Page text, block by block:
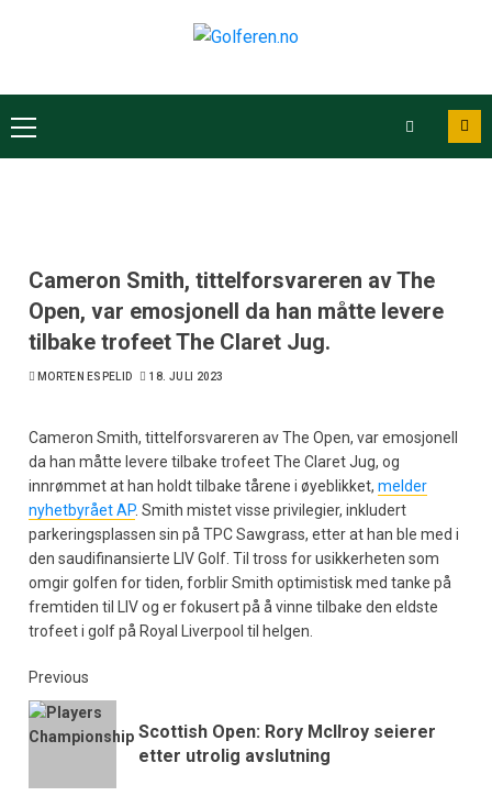
Cameron Smith, tittelforsvareren av The
Open, var emosjonell da han måtte levere
tilbake trofeet The Claret Jug.
MORTEN ESPELID 18. JULI 2023
Cameron Smith, tittelforsvareren av The Open, var emosjonell
da han måtte levere tilbake trofeet The Claret Jug, og
innrømmet at han holdt tilbake tårene i øyeblikket, melder
nyhetbyrået AP. Smith mistet visse privilegier, inkludert
parkeringsplassen sin på TPC Sawgrass, etter at han ble med i
den saudifinansierte LIV Golf. Til tross for usikkerheten som
omgir golfen for tiden, forblir Smith optimistisk med tanke på
fremtiden til LIV og er fokusert på å vinne tilbake den eldste
trofeet i golf på Royal Liverpool til helgen.
Previous
Scottish Open: Rory McIlroy seierer
etter utrolig avslutning